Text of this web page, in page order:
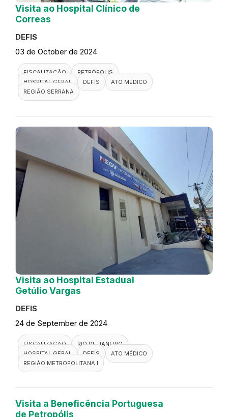
Visita ao Hospital Clínico de
Correas
DEFIS
03 de October de 2024
FISCALIZAÇÃO
PETRÓPOLIS
HOSPITAL GERAL
DEFIS
ATO MÉDICO
REGIÃO SERRANA
Visita ao Hospital Estadual
Getúlio Vargas
DEFIS
24 de September de 2024
FISCALIZAÇÃO
RIO DE JANEIRO
HOSPITAL GERAL
DEFIS
ATO MÉDICO
REGIÃO METROPOLITANA I
Visita a Beneficência Portuguesa
de Petropólis